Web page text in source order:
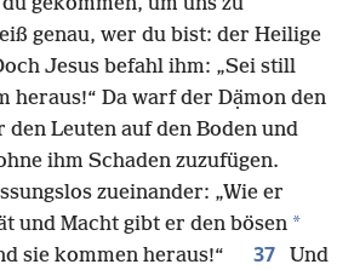
gekommen, um uns zu
genau, wer du bist: der Heilige
Jesus befahl ihm: „Sei still
heraus!“ Da warf der Dạ̈mon den
Leuten auf den Boden und
ihm Schaden zuzufügen.
zueinander: „Wie er
und Macht gibt er den bösen *
sie kommen heraus!“ 37
Und